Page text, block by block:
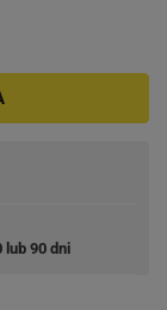
lub 90 dni